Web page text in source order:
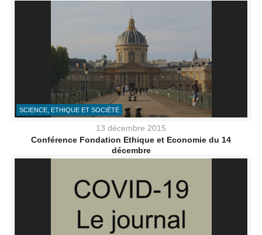
SCIENCE, ETHIQUE ET SOCIÉTÉ
13 décembre 2015
Conférence Fondation Ethique et Economie du 14
décembre